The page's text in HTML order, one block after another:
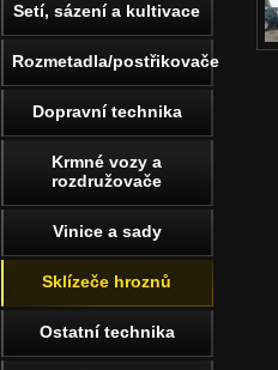
Setí, sázení a kultivace
Rozmetadla/postřikovače
Dopravní technika
Krmné vozy a
rozdružovače
Vinice a sady
Sklízeče hroznů
Ostatní technika